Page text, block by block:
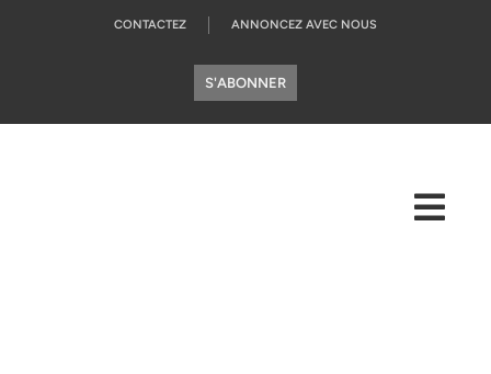
CONTACTEZ ANNONCEZ AVEC NOUS
S'ABONNER